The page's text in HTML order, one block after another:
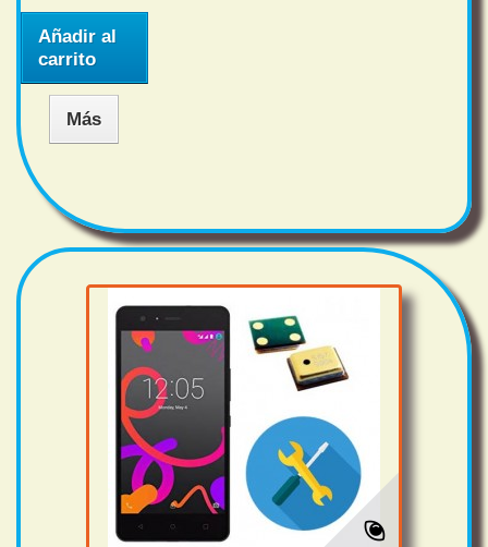
Añadir al
carrito
Más